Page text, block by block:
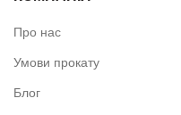
Про нас
Умови прокату
Блог